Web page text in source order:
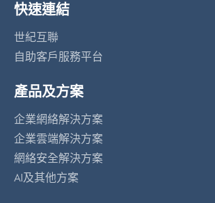
快速連結
世紀互聯
自助客戶服務平台
產品及方案
企業網絡解決方案
企業雲端解決方案
網絡安全解決方案
AI及其他方案